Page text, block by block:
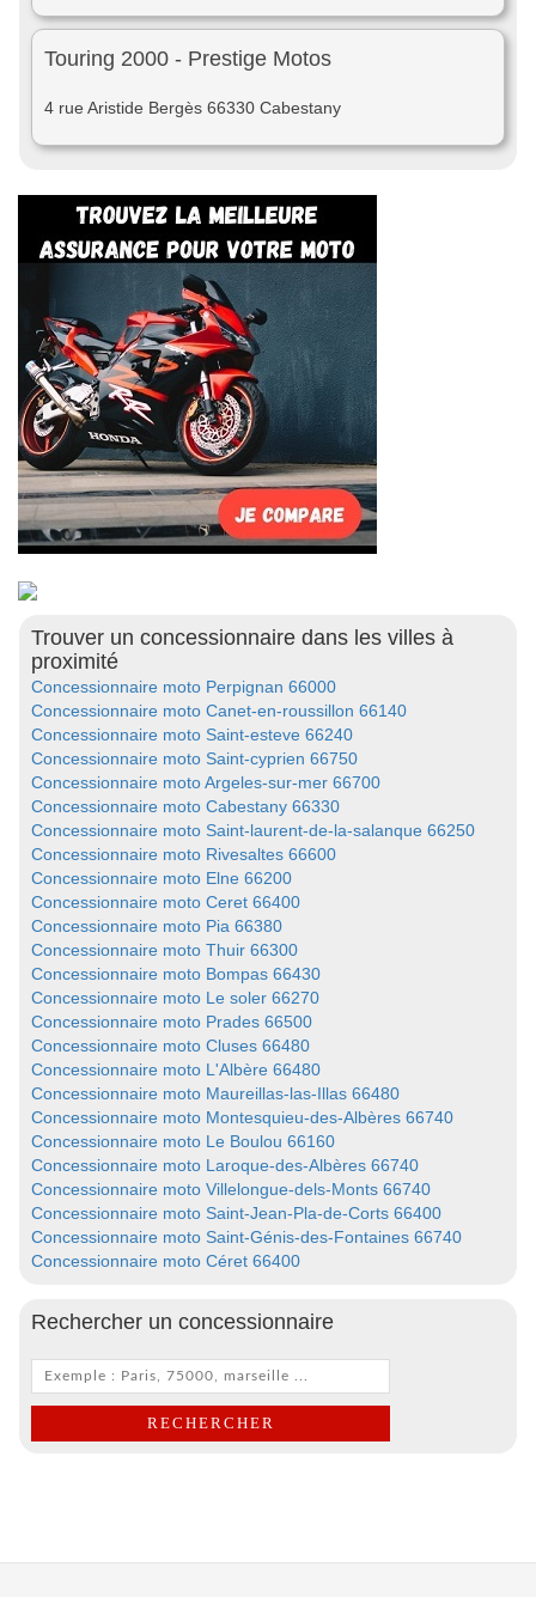
Touring 2000 - Prestige Motos
4 rue Aristide Bergès 66330 Cabestany
Trouver un concessionnaire dans les villes à
proximité
Concessionnaire moto Perpignan 66000
Concessionnaire moto Canet-en-roussillon 66140
Concessionnaire moto Saint-esteve 66240
Concessionnaire moto Saint-cyprien 66750
Concessionnaire moto Argeles-sur-mer 66700
Concessionnaire moto Cabestany 66330
Concessionnaire moto Saint-laurent-de-la-salanque 66250
Concessionnaire moto Rivesaltes 66600
Concessionnaire moto Elne 66200
Concessionnaire moto Ceret 66400
Concessionnaire moto Pia 66380
Concessionnaire moto Thuir 66300
Concessionnaire moto Bompas 66430
Concessionnaire moto Le soler 66270
Concessionnaire moto Prades 66500
Concessionnaire moto Cluses 66480
Concessionnaire moto L'Albère 66480
Concessionnaire moto Maureillas-las-Illas 66480
Concessionnaire moto Montesquieu-des-Albères 66740
Concessionnaire moto Le Boulou 66160
Concessionnaire moto Laroque-des-Albères 66740
Concessionnaire moto Villelongue-dels-Monts 66740
Concessionnaire moto Saint-Jean-Pla-de-Corts 66400
Concessionnaire moto Saint-Génis-des-Fontaines 66740
Concessionnaire moto Céret 66400
Rechercher un concessionnaire